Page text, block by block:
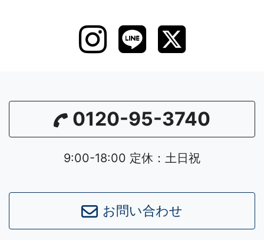
Leaflet |©OpenStreetMap
0120-95-3740
9:00-18:00 定休：土日祝
お問い合わせ